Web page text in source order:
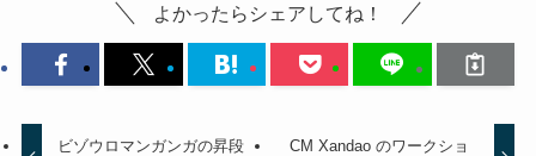
よかったらシェアしてね！
ビゾウロマンガンガの昇段
CM Xandao のワークショ